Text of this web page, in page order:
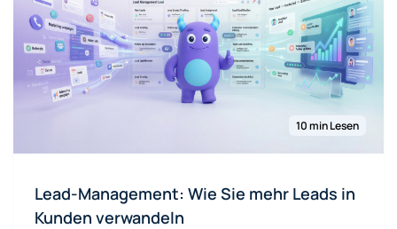
10 min Lesen
Lead-Management: Wie Sie mehr Leads in
Kunden verwandeln